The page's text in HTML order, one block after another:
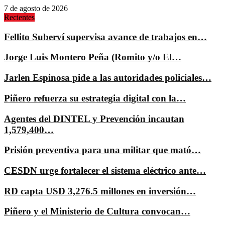
7 de agosto de 2026
Recientes
Fellito Suberví supervisa avance de trabajos en…
Jorge Luis Montero Peña (Romito y/o El…
Jarlen Espinosa pide a las autoridades policiales…
Piñero refuerza su estrategia digital con la…
Agentes del DINTEL y Prevención incautan
1,579,400…
Prisión preventiva para una militar que mató…
CESDN urge fortalecer el sistema eléctrico ante…
RD capta USD 3,276.5 millones en inversión…
Piñero y el Ministerio de Cultura convocan…